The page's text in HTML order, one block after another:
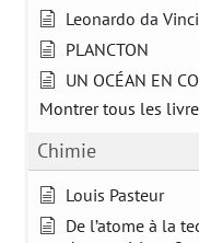
Leonardo da
PLANCTON
UN OCÉAN EN
Montrer tous les
Chimie
Louis Pasteur
De l’atome à la